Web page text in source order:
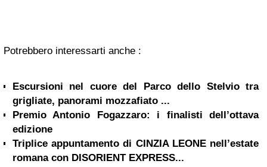
Potrebbero interessarti anche :
Escursioni nel cuore del Parco dello Stelvio tra
grigliate, panorami mozzafiato ...
Premio Antonio Fogazzaro: i finalisti dell’ottava
edizione
Triplice appuntamento di CINZIA LEONE nell’estate
romana con DISORIENT EXPRESS...